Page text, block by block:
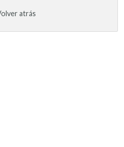
atrás